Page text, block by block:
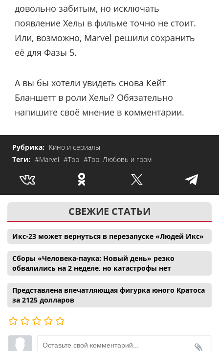
довольно забитым, но исключать
появление Хелы в фильме точно не стоит.
Или, возможно, Marvel решили сохранить
её для Фазы 5.
А вы бы хотели увидеть снова Кейт
Бланшетт в роли Хелы? Обязательно
напишите своё мнение в комментарии.
Рубрика: Кино и сериалы
Теги: #Marvel #Тор #Тор: Любовь и гром
СВЕЖИЕ СТАТЬИ
Икс-23 может вернуться в перезапуске «Людей Икс»
Сборы «Человека-паука: Новый день» резко
обвалились на 2 неделе, но катастрофы нет
Представлена впечатляющая фигурка юного Кратоса
за 2125 долларов